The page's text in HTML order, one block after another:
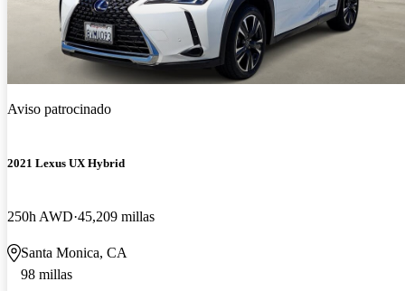
Aviso patrocinado
2021 Lexus UX Hybrid
250h AWD 45,209 millas
Santa Monica, CA
98 millas